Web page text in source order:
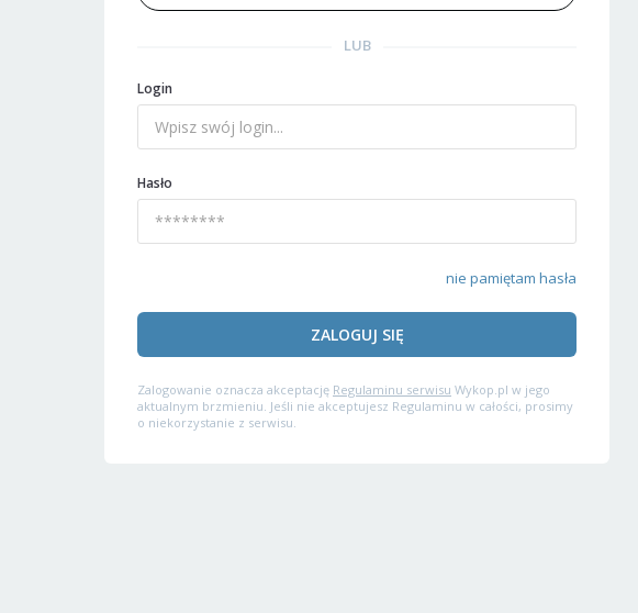
LUB
Login
Hasło
nie pamiętam hasła
ZALOGUJ SIĘ
Zalogowanie oznacza akceptację Regulaminu serwisu Wykop.pl w jego
aktualnym brzmieniu. Jeśli nie akceptujesz Regulaminu w całości, prosimy
o niekorzystanie z serwisu.